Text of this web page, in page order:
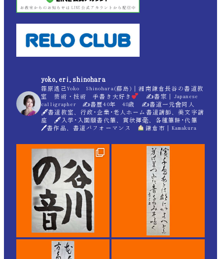
yoko.eri.shinohara
篠原遙己Yoko Shinohara(藤島)｜湘南鎌倉長谷の書道教
室 芸術・技術 手書き大好き
✍書家｜Japanese
calligrapher ✍書歴40年 48歳 ✍書道一元會同人
🖋書道教室、行政･企業･老人ホーム書道講師、美文字講
座 🖋入学･入園願書代筆、賞状揮毫、各種筆耕･代筆
🖊書作品、書道パフォーマンス
鎌倉市｜Kamakura